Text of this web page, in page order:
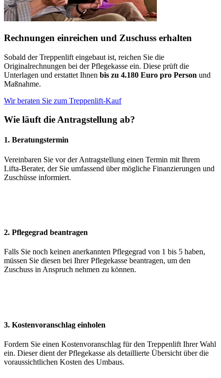
Rechnungen einreichen und Zuschuss erhalten
Sobald der Treppenlift eingebaut ist, reichen Sie die
Originalrechnungen bei der Pflegekasse ein. Diese prüft die
Unterlagen und erstattet Ihnen bis zu 4.180 Euro pro Person und
Maßnahme.
Wir beraten Sie zum Treppenlift-Kauf
Wie läuft die Antragstellung ab?
1. Beratungstermin
Vereinbaren Sie vor der Antragstellung einen Termin mit Ihrem
Lifta-Berater, der Sie umfassend über mögliche Finanzierungen und
Zuschüsse informiert.
2. Pflegegrad beantragen
Falls Sie noch keinen anerkannten Pflegegrad von 1 bis 5 haben,
müssen Sie diesen bei Ihrer Pflegekasse beantragen, um den
Zuschuss in Anspruch nehmen zu können.
3. Kostenvoranschlag einholen
Fordern Sie einen Kostenvoranschlag für den Treppenlift Ihrer Wahl
ein. Dieser dient der Pflegekasse als detaillierte Übersicht über die
voraussichtlichen Kosten des Umbaus.